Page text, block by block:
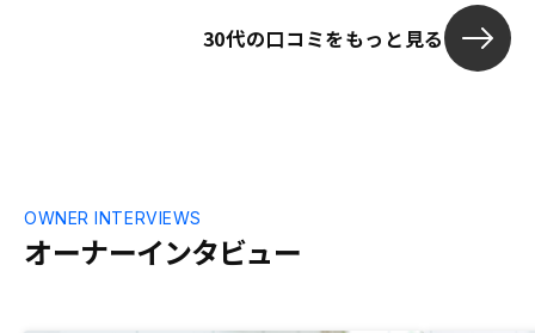
ければよりタ
選べるかなと
30代の口コミをもっと見る
オーナーインタビュー
OWNER INTERVIEWS